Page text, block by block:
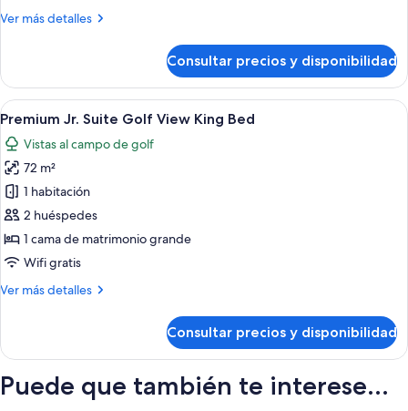
King
Ver más detalles
Más
Suite
Bay
View
King
Bed
Consultar precios y disponibilidad
Abrir
todas
las
fotos
de
Premium
Jr.
Suite
View
Una habitación de hotel moderna
4
Premium Jr. Suite Golf View King Bed
Vistas al campo de golf
72 m²
1 habitación
2 huéspedes
1 cama de matrimonio grande
Wifi gratis
Ver más detalles
Más
Jr.
Golf
Consultar precios y disponibilidad
Puede que también te interese...